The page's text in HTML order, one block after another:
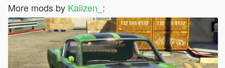
More mods by Kaiizen_ :